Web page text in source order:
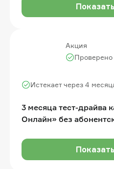
Акция
3 месяца тест-драйва
Онлайн» без
Истекает через 4
Проверено